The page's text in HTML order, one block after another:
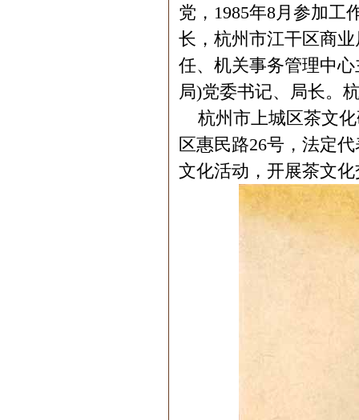
党，1985年8月参加工
长，杭州市江干区商
任、机关事务管理中
局)党委书记、局长。
杭州市上城区茶文化
区惠民路26号，法定
文化活动，开展茶文